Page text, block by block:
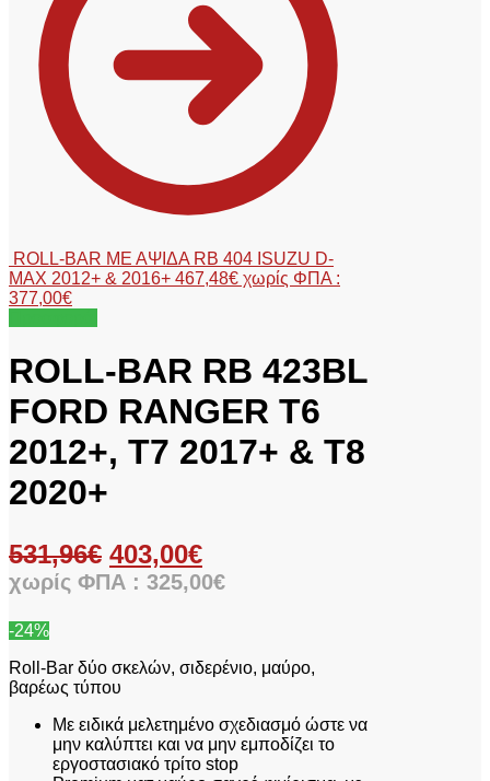
ROLL-BAR ΜΕ ΑΨΙΔΑ RB 404 ISUZU D-
MAX 2012+ & 2016+ 467,48€ χωρίς ΦΠΑ :
377,00€
ROLL-BAR RB 423BL
FORD RANGER T6
2012+, T7 2017+ & T8
2020+
531,96€ 403,00€
χωρίς ΦΠΑ : 325,00€
-24%
Roll-Bar δύο σκελών, σιδερένιο, μαύρο,
βαρέως τύπου
Με ειδικά μελετημένο σχεδιασμό ώστε να
μην καλύπτει και να μην εμποδίζει το
εργοστασιακό τρίτο stop